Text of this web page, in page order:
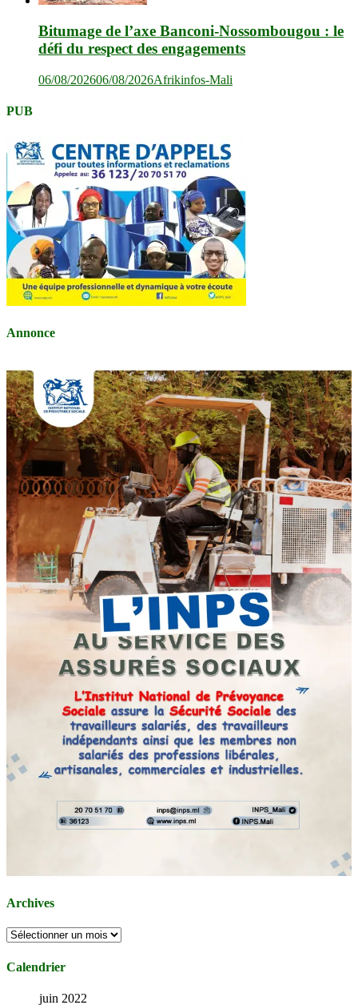
Bitumage de l’axe Banconi-Nossombougou : le
défi du respect des engagements
06/08/202606/08/2026Afrikinfos-Mali
PUB
Annonce
Archives
Archives
Calendrier
juin 2022